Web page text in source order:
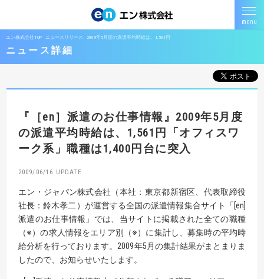
エン株式会社TOP ニュースリリース 2009年5月度の派遣平均時給は、1,561円
ニュース詳細
『［en］派遣のお仕事情報』 2009年5月度
の派遣平均時給は、1,561円
「オフィスワ
ーク系」職種は1,400円台に突入
2009/06/16
エン・ジャパン株式会社（本社：東京都新宿区、代表取締役
社長：鈴木孝二）が運営する全国の派遣情報集合サイト「[en]
派遣のお仕事情報」では、当サイトに掲載された全ての職種
（※）の求人情報をエリア別（※）に集計し、募集時の平均時
給分析を行っております。2009年5月の集計結果がまとまりま
したので、お知らせいたします。